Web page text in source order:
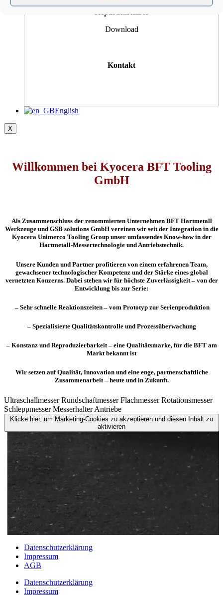
Download
Kontakt
English
X
Willkommen bei Kyocera BFT Tooling
GmbH
Als Zusammenschluss der renommierten Unternehmen BFT Hartmetall
Werkzeuge und GSB solutions GmbH vereinen wir seit der Integration in die
Kyocera Unimerco Tooling Group unser umfassendes Know-how in der
Hartmetall-Messertechnologie und Antriebstechnik.
Unsere Kunden und Partner profitieren von einem erfahrenen Team,
gewachsener technologischer Kompetenz und der Stärke eines global
vernetzten Konzerns. Dabei stehen wir für höchste Zuverlässigkeit – von der
Entwicklung bis zur Serie:
– Sehr schnelle Reaktionszeiten – vom Prototyp zur Serienproduktion
– Spezialisierte Qualitätskontrolle und Prozessüberwachung
– Konstanz und Reproduzierbarkeit – eine Qualitätsmarke, für die BFT am
Markt bekannt ist
Wir setzen auf Qualität, Innovation und eine enge, partnerschaftliche
Zusammenarbeit – heute und in Zukunft.
UltraschallmesserRundschaftmesserFlachmesserRotationsmesser
SchleppmesserMesserhalterAntriebe
Klicke hier, um Marketing-Cookies zu akzeptieren und diesen Inhalt zu
aktivieren
Datenschutzerklärung
Impressum
AGB
Datenschutzerklärung
Impressum